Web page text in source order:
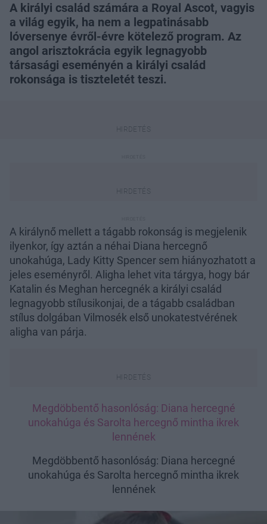
A királyi család számára a Royal Ascot, vagyis
a világ egyik, ha nem a legpatinásabb
lóversenye évről-évre kötelező program. Az
angol arisztokrácia egyik legnagyobb
társasági eseményén a királyi család
rokonsága is tiszteletét teszi.
A királynő mellett a tágabb rokonság is megjelenik
ilyenkor, így aztán a néhai Diana hercegnő
unokahúga, Lady Kitty Spencer sem hiányozhatott a
jeles eseményről. Aligha lehet vita tárgya, hogy bár
Katalin és Meghan hercegnék a királyi család
legnagyobb stílusikonjai, de a tágabb családban
stílus dolgában Vilmosék első unokatestvérének
aligha van párja.
Megdöbbentő hasonlóság: Diana hercegné
unokahúga és Sarolta hercegnő mintha ikrek
lennének
Megdöbbentő hasonlóság: Diana hercegné
unokahúga és Sarolta hercegnő mintha ikrek
lennének